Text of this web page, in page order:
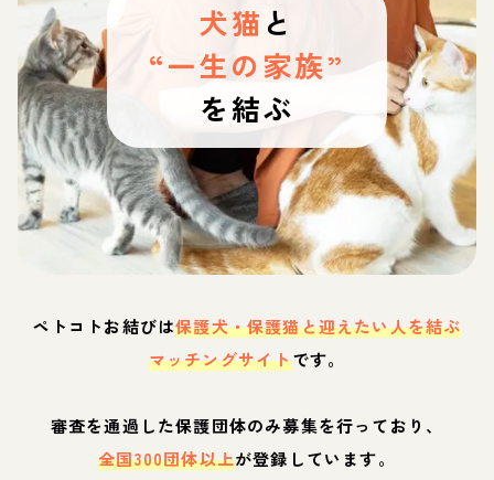
犬猫 と
“一生の家族”
を結ぶ
ペトコトお結びは保護犬・保護猫と迎えたい人を結ぶ
マッチングサイトです。
審査を通過した保護団体のみ募集を行っており、
全国300団体以上が登録しています。